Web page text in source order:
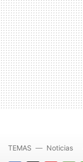
TEMAS Noticias